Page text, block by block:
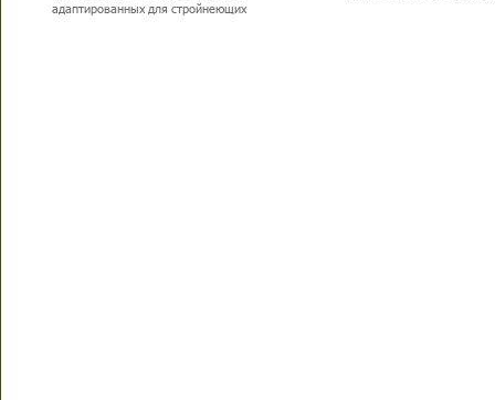
адаптированных для стройнеющих